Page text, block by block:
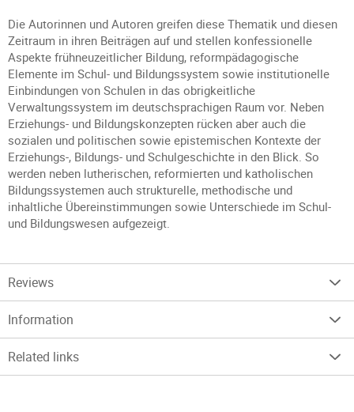
Die Autorinnen und Autoren greifen diese Thematik und diesen
Zeitraum in ihren Beiträgen auf und stellen konfessionelle
Aspekte frühneuzeitlicher Bildung, reformpädagogische
Elemente im Schul- und Bildungssystem sowie institutionelle
Einbindungen von Schulen in das obrigkeitliche
Verwaltungssystem im deutschsprachigen Raum vor. Neben
Erziehungs- und Bildungskonzepten rücken aber auch die
sozialen und politischen sowie epistemischen Kontexte der
Erziehungs-, Bildungs- und Schulgeschichte in den Blick. So
werden neben lutherischen, reformierten und katholischen
Bildungssystemen auch strukturelle, methodische und
inhaltliche Übereinstimmungen sowie Unterschiede im Schul-
und Bildungswesen aufgezeigt.
Reviews
Information
Related links